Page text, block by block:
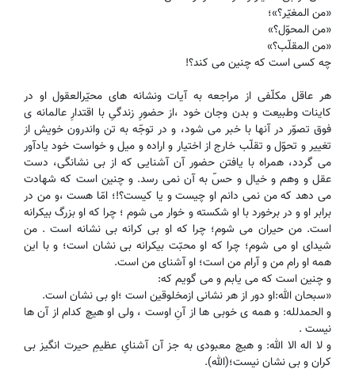
«من المغیّر؟»؛
«من المحوّل؟»
«من المقلّب؟»
چه کسی است که چنین می کند؟!
هر عاقل مکلّفی از مراجعه به آیات ونشانه های محیّرالعقول او در
کاینات وطبیعت و بدن وجان خود ،از حضورِ زندگیِ با اقتدارِ عالمانه ی
فوق تصوّر در آنها با خبر می شود، و در توجّه به تن واندر‌ون خویش از
تغییر و تحوّل و تقلّب خارج از اختیار و اراده و میل و خواست خود یادآور
می گردد، همراه با یافتن حضور آن آشنایی که از بی نشانگی، دست
عقل و وهم و خیال و حسّ به آن نمی رسد. و چنین است که شهادت
می دهد که من نمی دانم او چیست و یا کیست؟!؛ امّا هست ،و من در
برابر او و در برخورد با او شکسته و خوار می شوم ؛ چرا که او بزرگ بیکرانه
است. من حیران می شوم؛ چرا که او بی کرانه بی نشانه است . من
شیدای او می شوم؛ چرا که او محبّت بیکرانه بی نشان است؛ و با این
همه او رام من و آرام من است؛ او آشنای من است.
و چنین است که می یابم و می گویم که:
«سبحان الله:او دور از هر نشانی ازمخلوقین است ؛او بی نشان است.
و الحمدلله: و همه ی خوبی ها از آنِ اوست ، ولی او هیچ کدام از آن ها
نیست .
و لا اله الا الله: و هیچ معبودی به جز آن آشنایِ عظیمِ حیرت انگیز بی
کران و بی نشان نیست؛(الله).